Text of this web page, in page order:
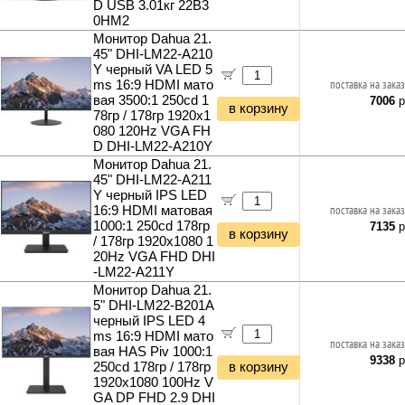
Инструменты и техника прочее
D USB 3.01кг 22B3
0HM2
Монитор Dahua 21.
45" DHI-LM22-A210
Y черный VA LED 5
ms 16:9 HDMI мато
вая 3500:1 250cd 1
78гр / 178гр 1920x1
080 120Hz VGA FH
D DHI-LM22-A210Y
в корзину
поставка на
7006
Монитор Dahua 21.
45" DHI-LM22-A211
Y черный IPS LED
16:9 HDMI матовая
1000:1 250cd 178гр
/ 178гр 1920x1080 1
20Hz VGA FHD DHI
-LM22-A211Y
в корзину
поставка на
7135
Монитор Dahua 21.
5" DHI-LM22-B201A
черный IPS LED 4
ms 16:9 HDMI мато
вая HAS Piv 1000:1
250cd 178гр / 178гр
1920x1080 100Hz V
GA DP FHD 2.9 DHI
в корзину
поставка на
9338